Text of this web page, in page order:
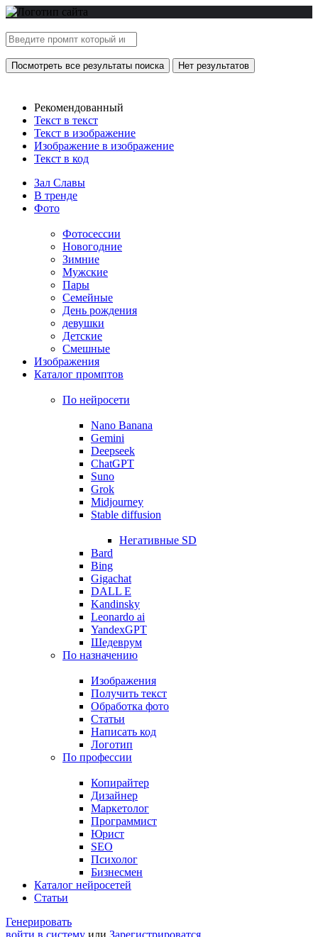
Посмотреть все результаты поиска Нет результатов
Рекомендованный
Текст в текст
Текст в изображение
Изображение в изображение
Текст в код
Зал Славы
В тренде
Фото
Фотосессии
Новогодние
Зимние
Мужские
Пары
Семейные
День рождения
девушки
Детские
Смешные
Изображения
Каталог промптов
По нейросети
Nano Banana
Gemini
Deepseek
ChatGPT
Suno
Grok
Midjourney
Stable diffusion
Негативные SD
Bard
Bing
Gigachat
DALL E
Kandinsky
Leonardo ai
YandexGPT
Шедеврум
По назначению
Изображения
Получить текст
Обработка фото
Статьи
Написать код
Логотип
По профессии
Копирайтер
Дизайнер
Маркетолог
Программист
Юрист
SEO
Психолог
Бизнесмен
Каталог нейросетей
Статьи
Генерировать
войти в систему или Зарегистрироватся